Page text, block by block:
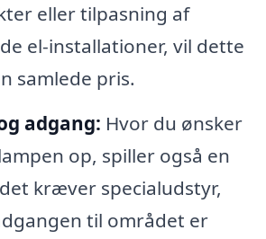
eller tilpasning af
el-installationer, vil dette
samlede pris.
adgang: Hvor du ønsker
op, spiller også en
kræver specialudstyr,
til området er